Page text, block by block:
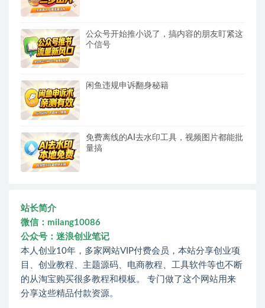
公众号开始推小说了，搞内容的朋友盯紧这
个信号
闲鱼违规申诉翻身秘籍
免费离线的AI去水印工具，视频图片都能批
量搞
站长简介
微信：milang10086
公众号：迷浪创业笔记
本人创业10年，多家网站VIP付费会员，本站分享创业项
目、创业教程、主题源码、电商教程、工具软件等也不断
的从淘宝购买很多教程和模板。 专门做了这个网站用来
分享这些精品付款资源。